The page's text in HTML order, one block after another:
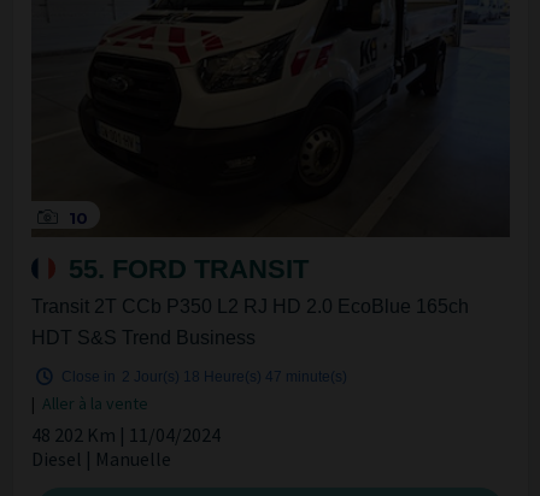
10
55. FORD TRANSIT
Transit 2T CCb P350 L2 RJ HD 2.0 EcoBlue 165ch
HDT S&S Trend Business
Close in 2 Jour(s) 18 Heure(s) 47 minute(s)
| Aller à la vente
48 202 Km | 11/04/2024
Diesel | Manuelle